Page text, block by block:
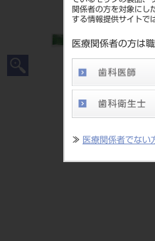
関係者の方を対象にし
する情報提供サイトで
医療関係者の方は
≫ 医療関係者でない